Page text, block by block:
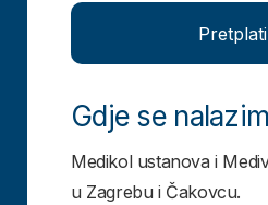
Gdje se
Medikol ustanova i
u Zagrebu i Čakovcu.